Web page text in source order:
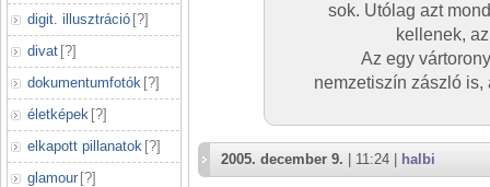
digit. illusztráció [?]
divat [?]
dokumentumfotók [?]
életképek [?]
elkapott pillanatok [?]
glamour [?]
sok. Utólag azt
kellenek,
Az egy
nemzetiszín zászló
2005. december 9. | 11:24 | halbi